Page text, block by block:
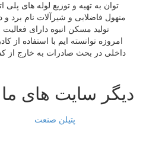
توان به تهیه و توزیع لوله های پلی
منهول فاضلابی و شیرآلات نام برد
تولید مسکن انبوه دارای
امروزه توانسته ایم با استفاده
داخلی در بحث صادرات به خارج از
دیگر سایت های ما
پتیلن صنعت